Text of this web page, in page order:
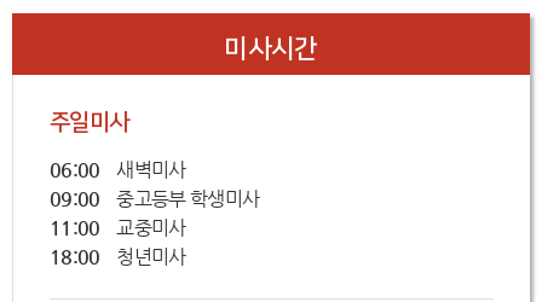
미사시간
주일미사
06:00
새벽미사
09:00
중고등부 학생미사
11:00
교중미사
18:00
청년미사